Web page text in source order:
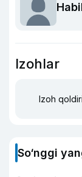
Izohlar
Izoh
So‘nggi